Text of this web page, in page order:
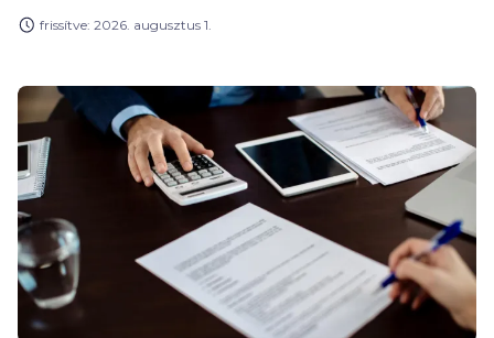
milliárd forint közelében mozog.
frissítve: 2026. augusztus 1.